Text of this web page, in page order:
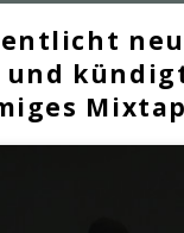
und